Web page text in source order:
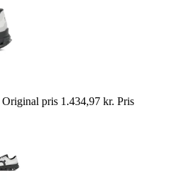
Original pris 1.434,97 kr. Pris